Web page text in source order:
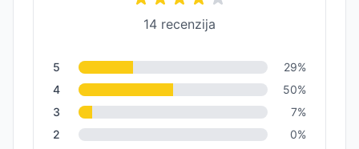
14 recenzija
5 29%
4
50%
3
7%
2
0%